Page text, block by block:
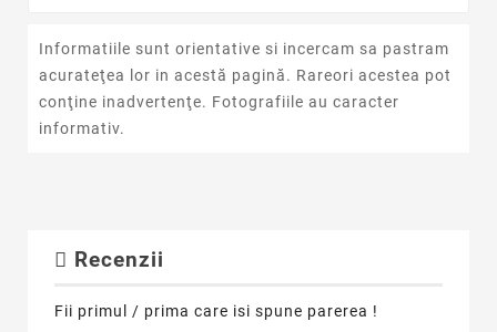
Informatiile sunt orientative si incercam sa pastram
acurateţea lor in acestă pagină. Rareori acestea pot
conţine inadvertenţe. Fotografiile au caracter
informativ.
Recenzii
Fii primul / prima care isi spune parerea !